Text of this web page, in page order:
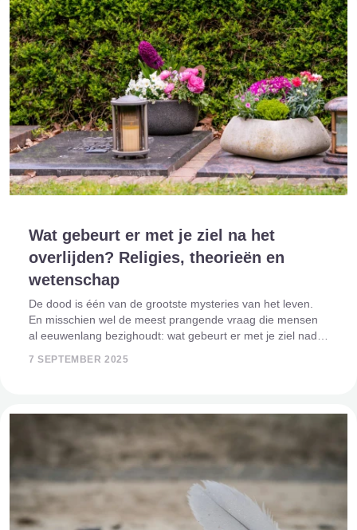
Wat gebeurt er met je ziel na het
overlijden? Religies, theorieën en
wetenschap
De dood is één van de grootste mysteries van het leven.
En misschien wel de meest prangende vraag die mensen
al eeuwenlang bezighoudt: wat gebeurt er met je ziel nadat
7 SEPTEMBER 2025